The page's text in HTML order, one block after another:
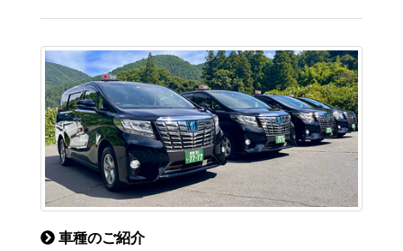
車種のご紹介